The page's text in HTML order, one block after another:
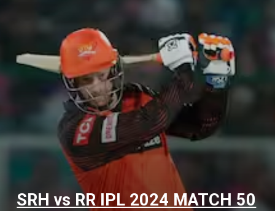
SRH vs RR IPL 2024 MATCH 50